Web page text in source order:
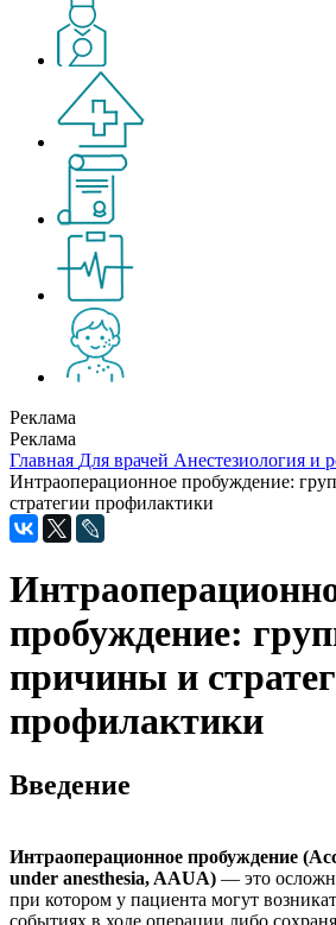
Реклама
Реклама
Главная Для врачей Анестезиология и
Интраоперационное пробуждение:
стратегии профилактики
пробуждение:
причины и
профилактики
Введение
Интраоперационное пробуждение
under anesthesia, AAUA) — это
при котором у пациента могут
событиях в ходе операции либо